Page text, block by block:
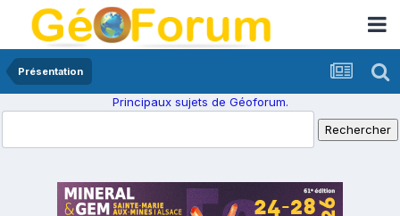
Présentation
Principaux sujets de Géoforum.